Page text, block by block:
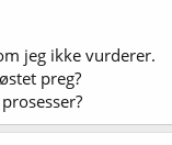
jeg ikke vurderer.
preg?